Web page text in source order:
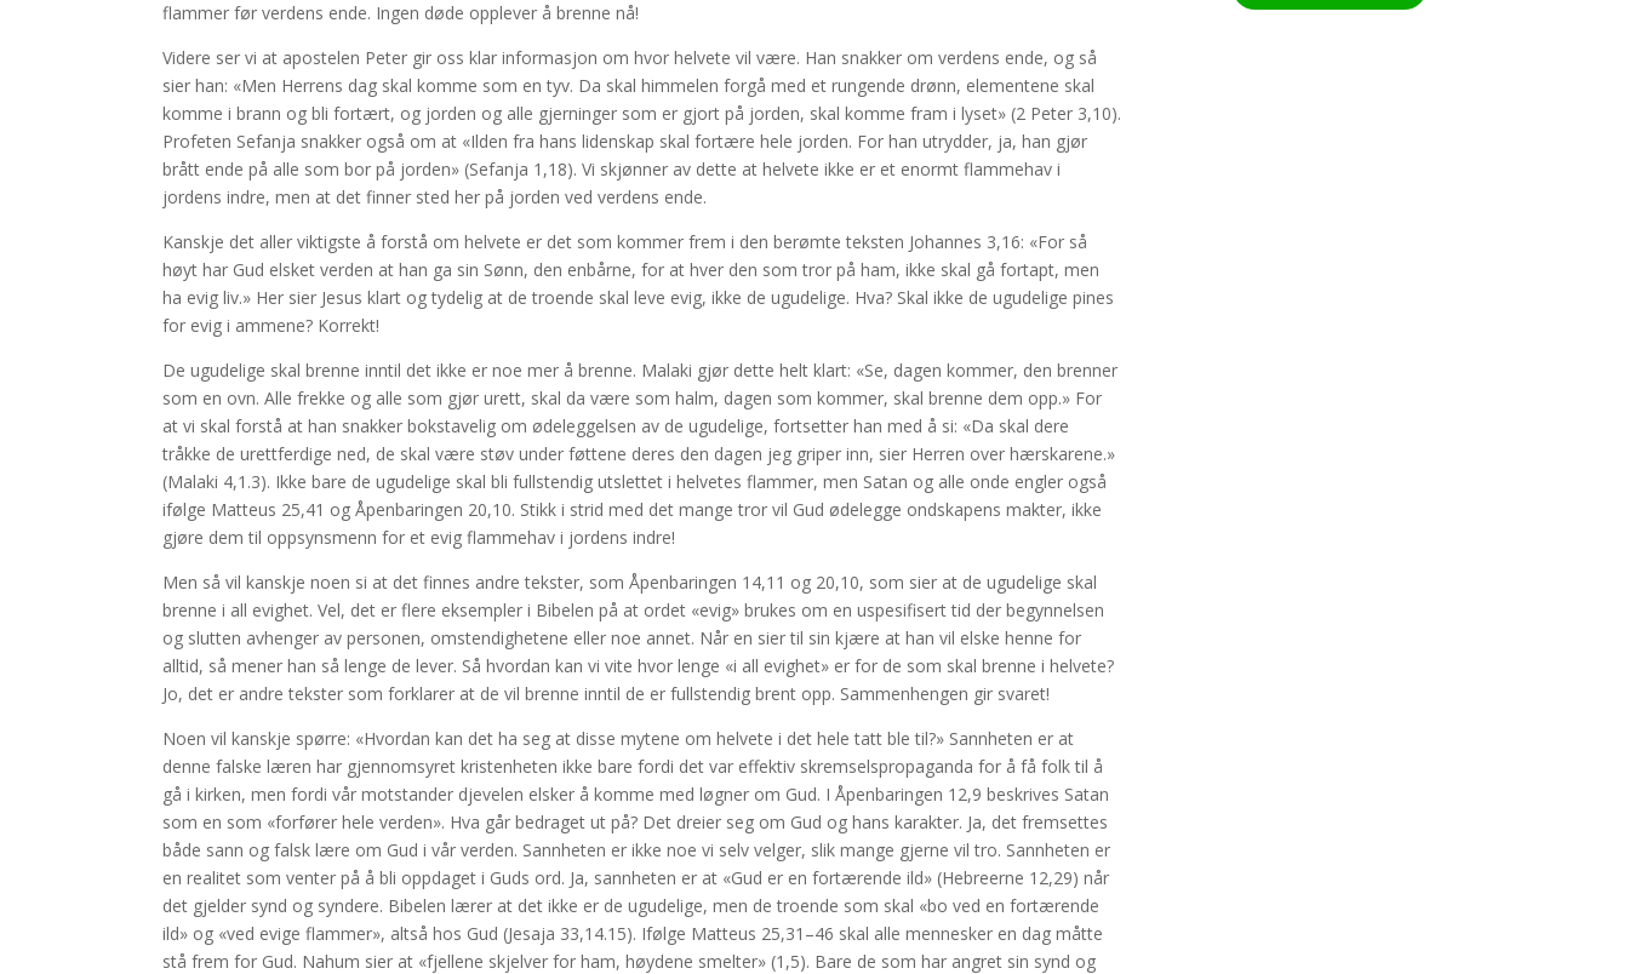
flammer før verdens ende. Ingen døde opplever å brenne nå!
Videre ser vi at apostelen Peter gir oss klar informasjon om hvor helvete vil være. Han snakker om verdens ende, og så
sier han: «Men Herrens dag skal komme som en tyv. Da skal himmelen forgå med et rungende drønn, elementene skal
komme i brann og bli fortært, og jorden og alle gjerninger som er gjort på jorden, skal komme fram i lyset» (2 Peter 3,10).
Profeten Sefanja snakker også om at «Ilden fra hans lidenskap skal fortære hele jorden. For han utrydder, ja, han gjør
brått ende på alle som bor på jorden» (Sefanja 1,18). Vi skjønner av dette at helvete ikke er et enormt flammehav i
jordens indre, men at det finner sted her på jorden ved verdens ende.
Kanskje det aller viktigste å forstå om helvete er det som kommer frem i den berømte teksten Johannes 3,16: «For så
høyt har Gud elsket verden at han ga sin Sønn, den enbårne, for at hver den som tror på ham, ikke skal gå fortapt, men
ha evig liv.» Her sier Jesus klart og tydelig at de troende skal leve evig, ikke de ugudelige. Hva? Skal ikke de ugudelige pines
for evig i ammene? Korrekt!
De ugudelige skal brenne inntil det ikke er noe mer å brenne. Malaki gjør dette helt klart: «Se, dagen kommer, den brenner
som en ovn. Alle frekke og alle som gjør urett, skal da være som halm, dagen som kommer, skal brenne dem opp.» For
at vi skal forstå at han snakker bokstavelig om ødeleggelsen av de ugudelige, fortsetter han med å si: «Da skal dere
tråkke de urettferdige ned, de skal være støv under føttene deres den dagen jeg griper inn, sier Herren over hærskarene.»
(Malaki 4,1.3). Ikke bare de ugudelige skal bli fullstendig utslettet i helvetes flammer, men Satan og alle onde engler også
ifølge Matteus 25,41 og Åpenbaringen 20,10. Stikk i strid med det mange tror vil Gud ødelegge ondskapens makter, ikke
gjøre dem til oppsynsmenn for et evig flammehav i jordens indre!
Men så vil kanskje noen si at det finnes andre tekster, som Åpenbaringen 14,11 og 20,10, som sier at de ugudelige skal
brenne i all evighet. Vel, det er flere eksempler i Bibelen på at ordet «evig» brukes om en uspesifisert tid der begynnelsen
og slutten avhenger av personen, omstendighetene eller noe annet. Når en sier til sin kjære at han vil elske henne for
alltid, så mener han så lenge de lever. Så hvordan kan vi vite hvor lenge «i all evighet» er for de som skal brenne i helvete?
Jo, det er andre tekster som forklarer at de vil brenne inntil de er fullstendig brent opp. Sammenhengen gir svaret!
Noen vil kanskje spørre: «Hvordan kan det ha seg at disse mytene om helvete i det hele tatt ble til?» Sannheten er at
denne falske læren har gjennomsyret kristenheten ikke bare fordi det var effektiv skremselspropaganda for å få folk til å
gå i kirken, men fordi vår motstander djevelen elsker å komme med løgner om Gud. I Åpenbaringen 12,9 beskrives Satan
som en som «forfører hele verden». Hva går bedraget ut på? Det dreier seg om Gud og hans karakter. Ja, det fremsettes
både sann og falsk lære om Gud i vår verden. Sannheten er ikke noe vi selv velger, slik mange gjerne vil tro. Sannheten er
en realitet som venter på å bli oppdaget i Guds ord. Ja, sannheten er at «Gud er en fortærende ild» (Hebreerne 12,29) når
det gjelder synd og syndere. Bibelen lærer at det ikke er de ugudelige, men de troende som skal «bo ved en fortærende
ild» og «ved evige flammer», altså hos Gud (Jesaja 33,14.15). Ifølge Matteus 25,31–46 skal alle mennesker en dag måtte
stå frem for Gud. Nahum sier at «fjellene skjelver for ham, høydene smelter» (1,5). Bare de som har angret sin synd og